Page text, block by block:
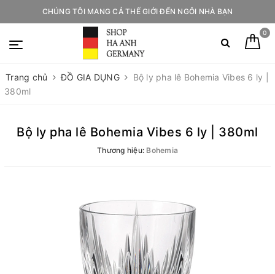
CHÚNG TÔI MANG CẢ THẾ GIỚI ĐẾN NGÔI NHÀ BẠN
0
Trang chủ ĐỒ GIA DỤNG
Bộ ly pha lê Bohemia Vibes 6 ly |
380ml
Bộ ly pha lê Bohemia Vibes 6 ly | 380ml
Thương hiệu: Bohemia